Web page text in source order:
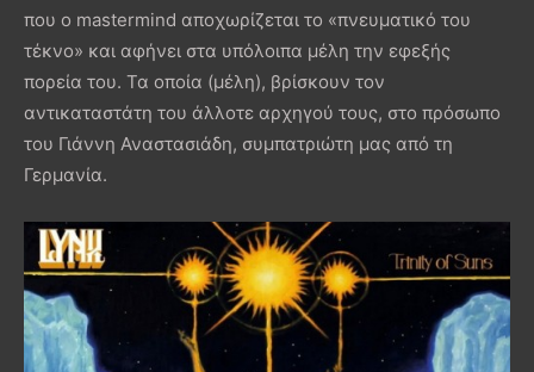
που ο mastermind αποχωρίζεται το «πνευματικό του
τέκνο» και αφήνει στα υπόλοιπα μέλη την εφεξής
πορεία του. Τα οποία (μέλη), βρίσκουν τον
αντικαταστάτη του άλλοτε αρχηγού τους, στο πρόσωπο
του Γιάννη Αναστασιάδη, συμπατριώτη μας από τη
Γερμανία.